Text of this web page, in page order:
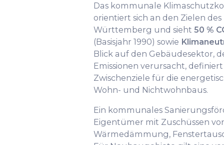
Das kommunale
orientiert sich an den Zielen
Württemberg und sieht 50 %
(Basisjahr 1990) sowie
Blick auf den Gebäudesektor,
Emissionen verursacht,
Zwischenziele für die
Wohn- und Nichtwohnbaus.
Ein kommunales
Eigentümer mit Zuschüssen
Wärmedämmung,